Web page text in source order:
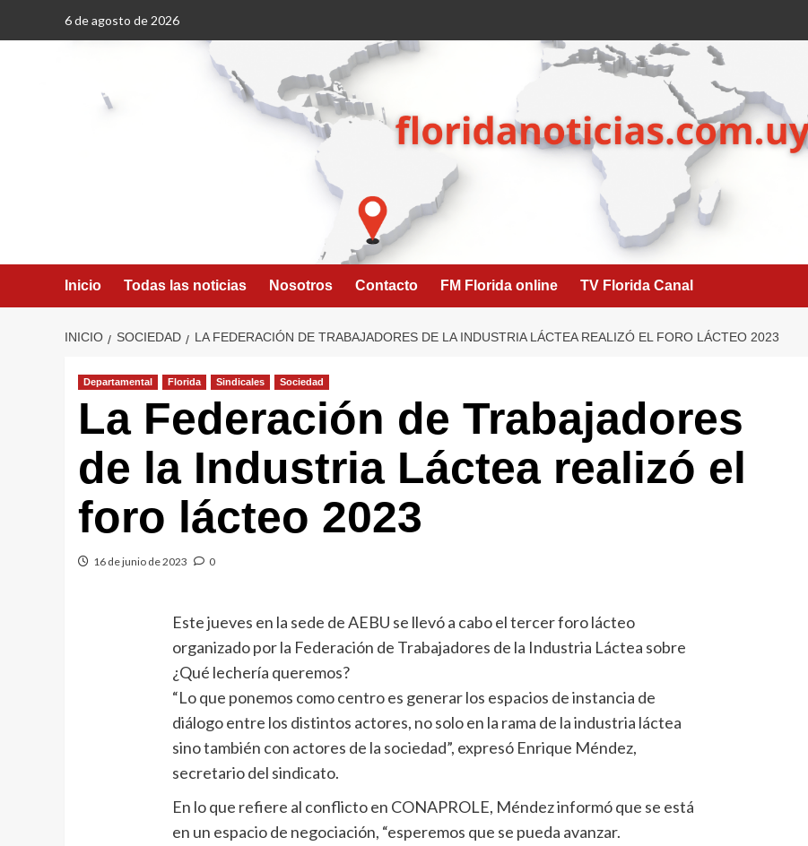
6 de agosto de 2026
Inicio Todas las noticias Nosotros Contacto FM Florida online TV Florida Canal
INICIO SOCIEDAD LA FEDERACIÓN DE TRABAJADORES DE LA INDUSTRIA LÁCTEA REALIZÓ EL FORO LÁCTEO 2023
Departamental Florida Sindicales Sociedad
La Federación de Trabajadores
de la Industria Láctea realizó el
foro lácteo 2023
16 de junio de 2023 0
Este jueves en la sede de AEBU se llevó a cabo el tercer foro lácteo
organizado por la Federación de Trabajadores de la Industria Láctea sobre
¿Qué lechería queremos?
“Lo que ponemos como centro es generar los espacios de instancia de
diálogo entre los distintos actores, no solo en la rama de la industria láctea
sino también con actores de la sociedad”, expresó Enrique Méndez,
secretario del sindicato.
En lo que refiere al conflicto en CONAPROLE, Méndez informó que se está
en un espacio de negociación, “esperemos que se pueda avanzar.